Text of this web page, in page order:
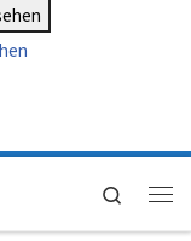
Search